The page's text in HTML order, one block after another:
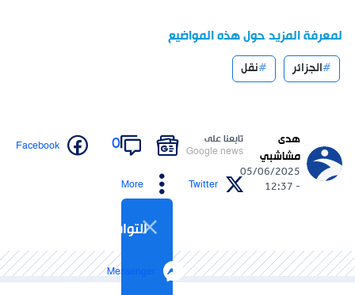
لمعرفة المزيد حول هذه المواضيع
الجزائر نقل
هدى
مشاشبي
05/06/2025
- 12:37
تابعنا على
Google news
0
Facebook
Twitter
More
التواصل الاجتماعي
Messenger